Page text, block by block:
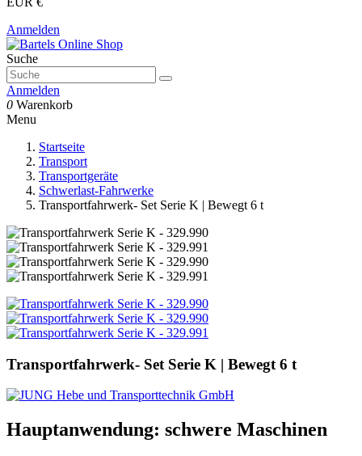
Anmelden
Suche
Anmelden
0 Warenkorb
Menu
Startseite
Transport
Transportgeräte
Schwerlast-Fahrwerke
Transportfahrwerk- Set Serie K | Bewegt 6 t
Transportfahrwerk- Set Serie K | Bewegt 6 t
Hauptanwendung: schwere Maschinen